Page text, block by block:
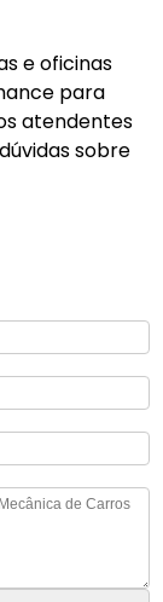
e oficinas
para
atendentes
sobre